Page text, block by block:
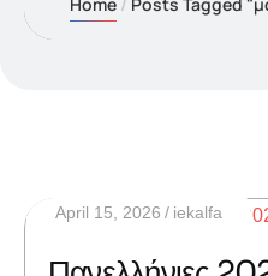
April 15, 2026 iekalfa